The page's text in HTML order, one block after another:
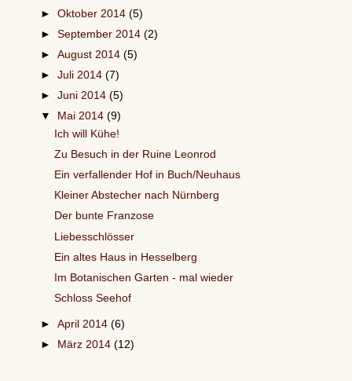
►Oktober 2014(5)
►September 2014(2)
►August 2014(5)
►Juli 2014(7)
►Juni 2014(5)
▼
Mai 2014(9)
Ich will Kühe!
Zu Besuch in der Ruine Leonrod
Ein verfallender Hof in Buch/Neuhaus
Kleiner Abstecher nach Nürnberg
Der bunte Franzose
Liebesschlösser
Ein altes Haus in Hesselberg
Im Botanischen Garten - mal wieder
Schloss Seehof
►April 2014(6)
►
März 2014(12)